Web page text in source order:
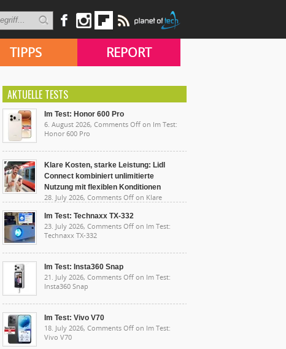
TIPPS REPORT
AKTUELLE TESTS
Im Test: Honor 600 Pro
6. August 2026, Comments Off on Im Test:
Honor 600 Pro
Klare Kosten, starke Leistung: Lidl
Connect kombiniert unlimitierte
Nutzung mit flexiblen Konditionen
28. July 2026, Comments Off on Klare
unlimitierte Nutzung mit flexiblen Konditionen
Im Test: Technaxx TX-332
23. July 2026, Comments Off on Im Test:
Technaxx TX-332
Im Test: Insta360 Snap
21. July 2026, Comments Off on Im Test:
Insta360 Snap
Im Test: Vivo V70
18. July 2026, Comments Off on Im Test:
Vivo V70